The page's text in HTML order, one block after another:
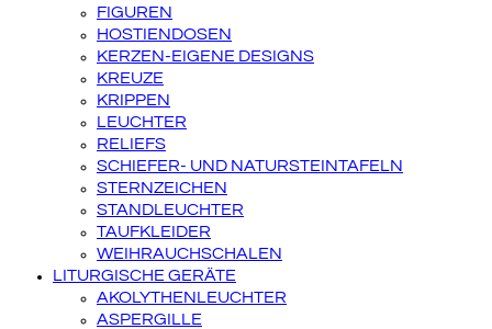
FIGUREN
HOSTIENDOSEN
KERZEN-EIGENE DESIGNS
KREUZE
KRIPPEN
LEUCHTER
RELIEFS
SCHIEFER- UND NATURSTEINTAFELN
STERNZEICHEN
STANDLEUCHTER
TAUFKLEIDER
WEIHRAUCHSCHALEN
LITURGISCHE GERÄTE
AKOLYTHENLEUCHTER
ASPERGILLE